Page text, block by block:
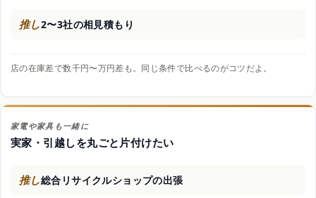
推し2〜3社の相見積もり
店の在庫差で数千円〜万円差も。同じ条件で比べるのがコツだよ。
家電や家具も一緒に
実家・引越しを丸ごと片付けたい
推し総合リサイクルショップの出張